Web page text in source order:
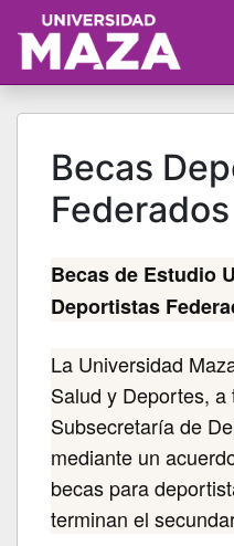
Becas
Federados
Becas de Estudio
Deportistas
La Universidad
Salud y Deportes, a
Subsecretaría de
mediante un
becas para
terminan el